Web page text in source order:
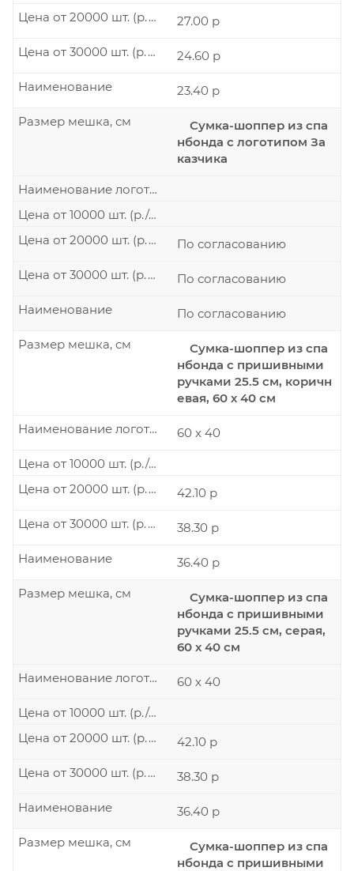
27.00 р
Цена от 20000 шт. (р./шт.)
24.60 р
Цена от 30000 шт. (р./шт.)
23.40 р
Наименование
Сумка-шоппер из спа
нбонда с логотипом За
казчика
Размер мешка, см
Наименование логотипа
Цена от 10000 шт. (р./шт.)
По согласованию
Цена от 20000 шт. (р./шт.)
По согласованию
Цена от 30000 шт. (р./шт.)
По согласованию
Наименование
Сумка-шоппер из спа
нбонда с пришивными
ручками 25.5 см, коричн
евая, 60 х 40 см
Размер мешка, см
60 х 40
Наименование логотипа
Цена от 10000 шт. (р./шт.)
42.10 р
Цена от 20000 шт. (р./шт.)
38.30 р
Цена от 30000 шт. (р./шт.)
36.40 р
Наименование
Сумка-шоппер из спа
нбонда с пришивными
ручками 25.5 см, серая,
60 х 40 см
Размер мешка, см
60 х 40
Наименование логотипа
Цена от 10000 шт. (р./шт.)
42.10 р
Цена от 20000 шт. (р./шт.)
38.30 р
Цена от 30000 шт. (р./шт.)
36.40 р
Наименование
Сумка-шоппер из спа
нбонда с пришивными
Размер мешка, см